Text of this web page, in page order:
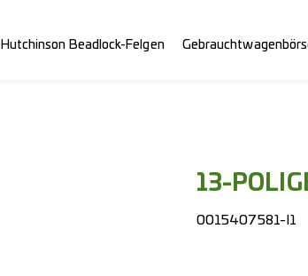
Hutchinson Beadlock-Felgen
13-
0015407581-I1